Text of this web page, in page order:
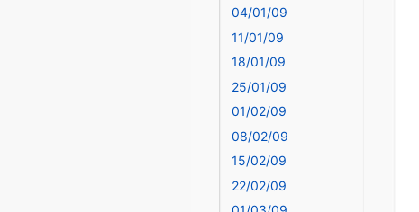
Bitlis
Bolu
Burdur
Bursa
Çanakkale
Çankırı
Çorum
04/01/09
11/01/09
18/01/09
25/01/09
01/02/09
08/02/09
15/02/09
22/02/09